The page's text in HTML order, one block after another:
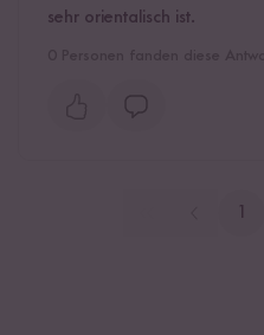
sehr orientalisch ist.